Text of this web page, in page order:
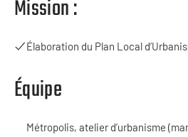
Mission :
Élaboration du Plan Local
Équipe
Métropolis, atelier d’urbanisme